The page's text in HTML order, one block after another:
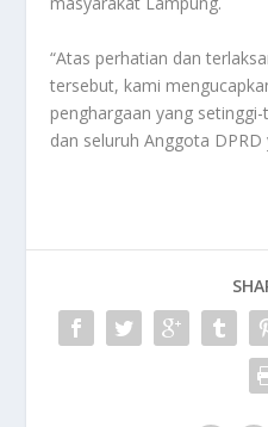
“Atas perhatian dan
tersebut, kami
penghargaan yang
dan seluruh Anggota